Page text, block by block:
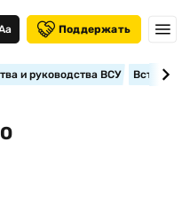
Поддержать
и руководства ВСУ